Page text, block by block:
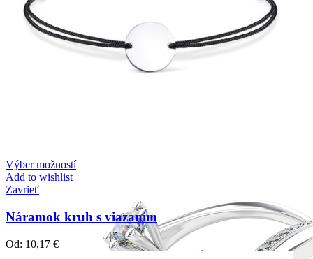
Crown Beauty
Zásnubné prstne z kolekcie Crown Beauty.
Výber možností
Add to wishlist
Zavrieť
Náramok kruh s viazaním
Od: 10,17 €